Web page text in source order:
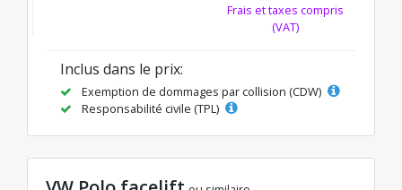
Frais et taxes compris
(VAT)
Inclus dans le prix:
Exemption de dommages par collision (CDW)
Responsabilité civile (TPL)